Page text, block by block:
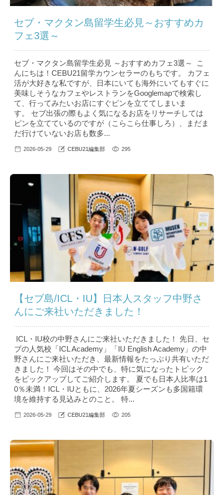
セブ・マクタン島留学生必見～おすすめカ
フェ3選～
セブ・マクタン島留学生必見 ～おすすめカフェ3選～ こ
んにちは！CEBU21留学カウンセラーのもちです。 カフェ
活が大好きな私ですが、日本にいても海外にいてもすぐに
美味しそうなカフェやレストランをGooglemapで検索し
て、行ってみたいお店にすぐピンを立ててしまいま
す。 セブ出張の際もよく気になるお店をリサーチしては
ピンを立てているのですが（こらこら仕事しろ）、まだま
だ行けていないお店も数多...
2026-05-29 CEBU21編集部 295
【セブ島/ICL・IU】日本人スタッフ中野さ
んにご来社いただきました！
ICL・IU校の中野さんにご来社いただきました！ 先日、セ
ブの人気校「ICL Academy」「IU English Academy」の中
野さんにご来社いただき、最新情報をたっぷり共有いただ
きました！ 今回はその中でも、特に気になったトピック
をピックアップしてご紹介します。 夏でも日本人比率は1
0％未満！ICL・IUともに、2026年夏シーズンも多国籍環
境を維持する見込みとのこと。 特...
2026-05-29 CEBU21編集部 205